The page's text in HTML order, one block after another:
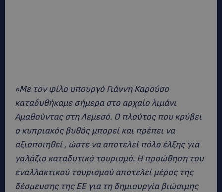
«Με τον φίλο υπουργό Γιάννη Καρούσο
καταδυθήκαμε σήμερα στο αρχαίο λιμάνι
Αμαθούντας στη Λεμεσό. Ο πλούτος που κρύβει
ο κυπριακός βυθός μπορεί και πρέπει να
αξιοποιηθεί , ώστε να αποτελεί πόλο έλξης για
γαλάζιο καταδυτικό τουρισμό. Η προώθηση του
εναλλακτικού τουρισμού αποτελεί μέρος της
δέσμευσης της ΕΕ για τη δημιουργία βιώσιμης